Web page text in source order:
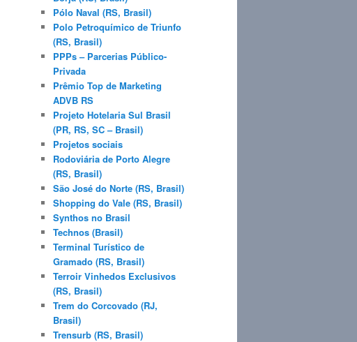
Pólo Naval (RS, Brasil)
Polo Petroquímico de Triunfo
(RS, Brasil)
PPPs – Parcerias Público-
Privada
Prêmio Top de Marketing
ADVB RS
Projeto Hotelaria Sul Brasil
(PR, RS, SC – Brasil)
Projetos sociais
Rodoviária de Porto Alegre
(RS, Brasil)
São José do Norte (RS, Brasil)
Shopping do Vale (RS, Brasil)
Synthos no Brasil
Technos (Brasil)
Terminal Turístico de
Gramado (RS, Brasil)
Terroir Vinhedos Exclusivos
(RS, Brasil)
Trem do Corcovado (RJ,
Brasil)
Trensurb (RS, Brasil)